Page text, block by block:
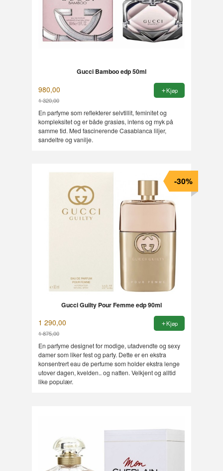
Gucci Bamboo edp 50ml
980,00
1 320,00
Rabatt
Kjøp
En parfyme som reflekterer selvtillit, feminitet og
kompleksitet og er både grasiøs, intens og myk på
samme tid. Med fascinerende Casablanca liljer,
sandeltre og vanilje.
Gucci Guilty Pour Femme edp 90ml
1 290,00
1 875,00
Rabatt
-30%
Kjøp
En parfyme designet for modige, utadvendte og sexy
damer som liker fest og party. Dette er en ekstra
konsentrert eau de perfume som holder ekstra lenge
utover dagen, kvelden.. og natten. Velkjent og alltid
like populær.